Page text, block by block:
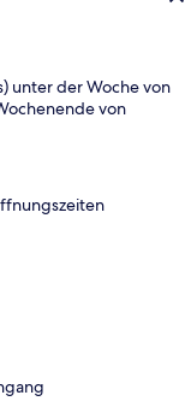
unter der Woche von
von